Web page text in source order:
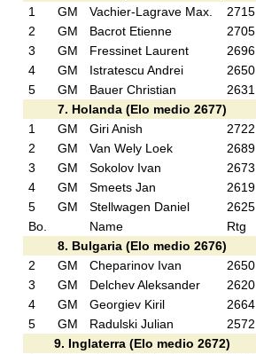
1
GM Vachier-Lagrave Max.
2715
2
GM Bacrot Etienne
2705
3
GM Fressinet Laurent
2696
4
GM Istratescu Andrei
2650
5
GM Bauer Christian
2631
7. Holanda (Elo medio 2677)
1
GM Giri Anish
2722
2
GM Van Wely Loek
2689
3
GM Sokolov Ivan
2673
4
GM Smeets Jan
2619
5
GM Stellwagen Daniel
2625
Bo.
Name
Rtg
8. Bulgaria (Elo medio 2676)
2
GM Cheparinov Ivan
2650
3
GM Delchev Aleksander
2620
4
GM Georgiev Kiril
2664
5
GM Radulski Julian
2572
9. Inglaterra (Elo medio 2672)